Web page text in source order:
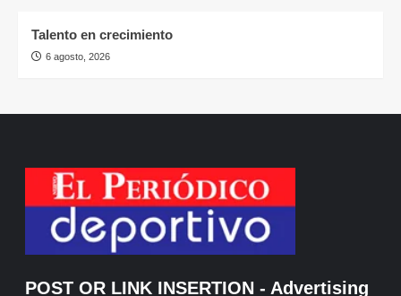
Talento en crecimiento
6 agosto, 2026
POST OR LINK INSERTION - Advertising